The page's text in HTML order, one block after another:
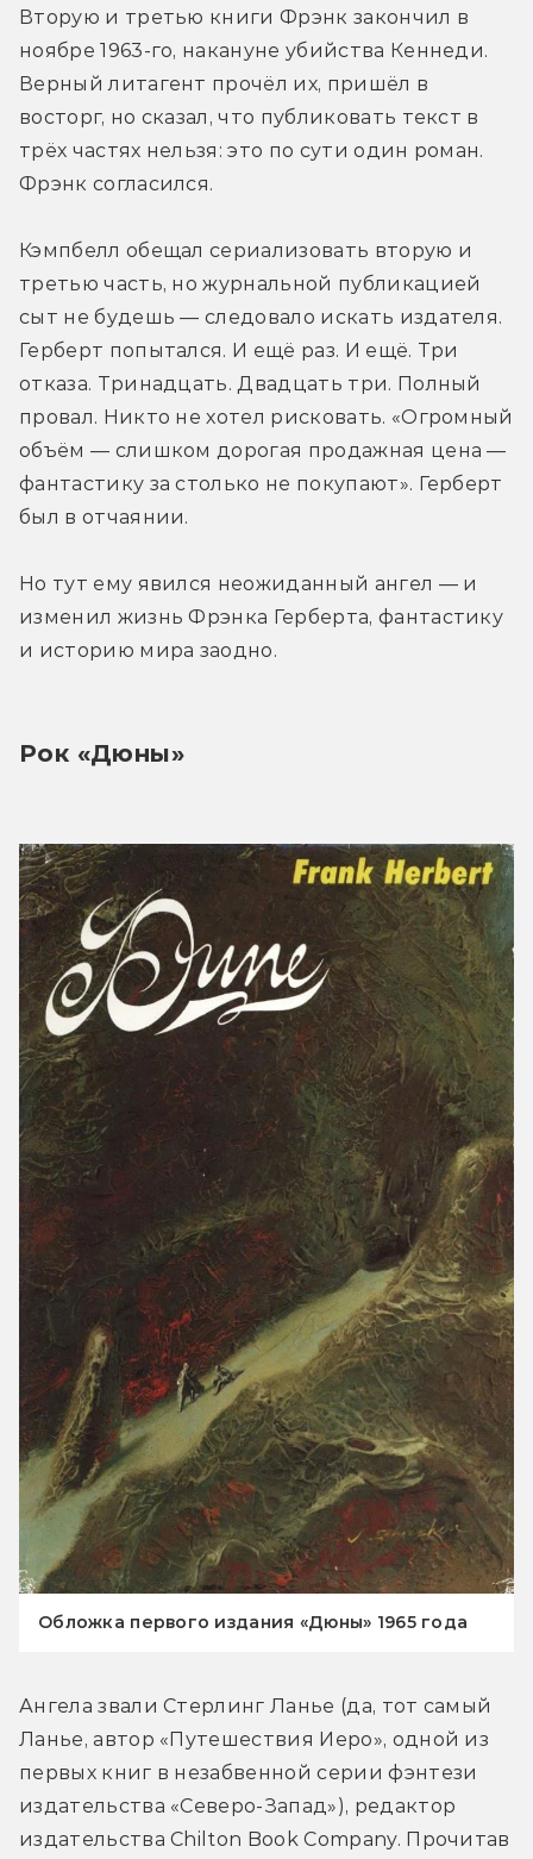
Вторую и третью книги Фрэнк закончил в
ноябре 1963-го, накануне убийства Кеннеди.
Верный литагент прочёл их, пришёл в
восторг, но сказал, что публиковать текст в
трёх частях нельзя: это по сути один роман.
Фрэнк согласился.
Кэмпбелл обещал сериализовать вторую и
третью часть, но журнальной публикацией
сыт не будешь — следовало искать издателя.
Герберт попытался. И ещё раз. И ещё. Три
отказа. Тринадцать. Двадцать три. Полный
провал. Никто не хотел рисковать. «Огромный
объём — слишком дорогая продажная цена —
фантастику за столько не покупают». Герберт
был в отчаянии.
Но тут ему явился неожиданный ангел — и
изменил жизнь Фрэнка Герберта, фантастику
и историю мира заодно.
Рок «Дюны»
Обложка первого издания «Дюны» 1965 года
Ангела звали Стерлинг Ланье (да, тот самый
Ланье, автор «Путешествия Иеро», одной из
первых книг в незабвенной серии фэнтези
издательства «Северо-Запад»), редактор
издательства Chilton Book Company. Прочитав